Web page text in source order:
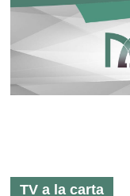
TV a la carta